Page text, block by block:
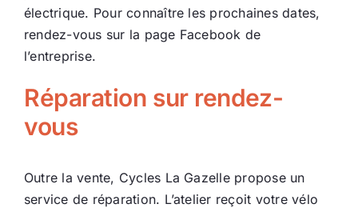
électrique. Pour connaître les prochaines dates,
rendez-vous sur la page Facebook de
l’entreprise.
Réparation sur rendez-
vous
Outre la vente, Cycles La Gazelle propose un
service de réparation. L’atelier reçoit votre vélo